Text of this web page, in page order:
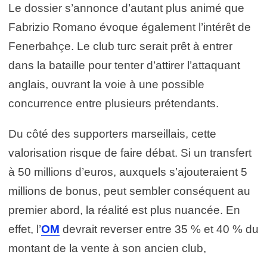
Le dossier s’annonce d’autant plus animé que
Fabrizio Romano évoque également l’intérêt de
Fenerbahçe. Le club turc serait prêt à entrer
dans la bataille pour tenter d’attirer l’attaquant
anglais, ouvrant la voie à une possible
concurrence entre plusieurs prétendants.
Du côté des supporters marseillais, cette
valorisation risque de faire débat. Si un transfert
à 50 millions d’euros, auxquels s’ajouteraient 5
millions de bonus, peut sembler conséquent au
premier abord, la réalité est plus nuancée. En
effet, l’OM devrait reverser entre 35 % et 40 % du
montant de la vente à son ancien club,